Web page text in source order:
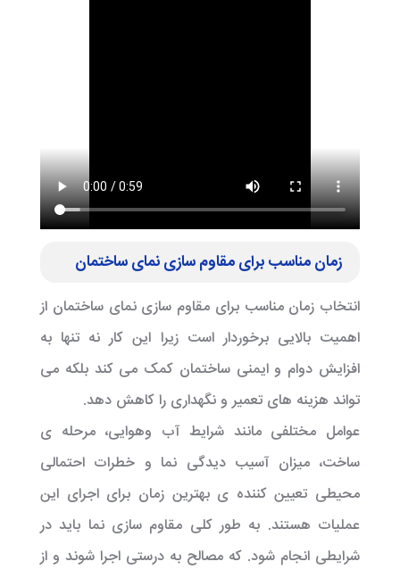
زمان مناسب برای مقاوم سازی نمای ساختمان
انتخاب زمان مناسب برای مقاوم سازی نمای ساختمان از
اهمیت بالایی برخوردار است زیرا این کار نه تنها به
افزایش دوام و ایمنی ساختمان کمک می کند بلکه می
تواند هزینه های تعمیر و نگهداری را کاهش دهد.
عوامل مختلفی مانند شرایط آب وهوایی، مرحله ی
ساخت، میزان آسیب دیدگی نما و خطرات احتمالی
محیطی تعیین کننده ی بهترین زمان برای اجرای این
عملیات هستند. به طور کلی مقاوم سازی نما باید در
شرایطی انجام شود. که مصالح به درستی اجرا شوند و از